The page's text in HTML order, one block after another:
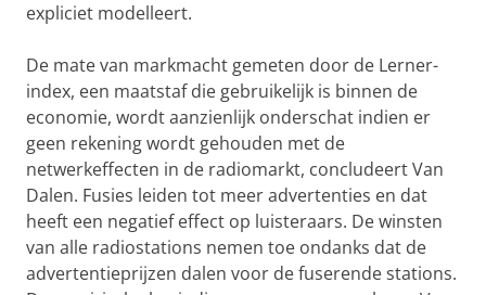
expliciet modelleert.
De mate van markmacht gemeten door de Lerner-
index, een maatstaf die gebruikelijk is binnen de
economie, wordt aanzienlijk onderschat indien er
geen rekening wordt gehouden met de
netwerkeffecten in de radiomarkt, concludeert Van
Dalen. Fusies leiden tot meer advertenties en dat
heeft een negatief effect op luisteraars. De winsten
van alle radiostations nemen toe ondanks dat de
advertentieprijzen dalen voor de fuserende stations.